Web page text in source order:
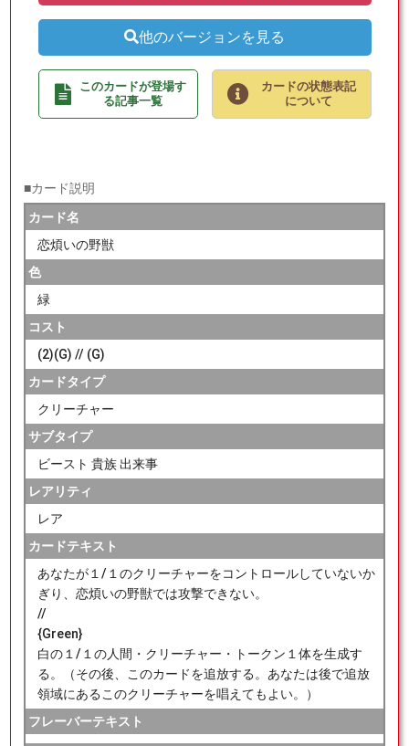
他のバージョンを見る
このカードが登場す
る記事一覧
カードの状態表記
について
■カード説明
カード名
恋煩いの野獣
色
緑
コスト
(2)(G) // (G)
カードタイプ
クリーチャー
サブタイプ
ビースト 貴族 出来事
レアリティ
レア
カードテキスト
あなたが１/１のクリーチャーをコントロールしていないか
ぎり、恋煩いの野獣では攻撃できない。
//
{Green}
白の１/１の人間・クリーチャー・トークン１体を生成す
る。（その後、このカードを追放する。あなたは後で追放
領域にあるこのクリーチャーを唱えてもよい。）
フレーバーテキスト